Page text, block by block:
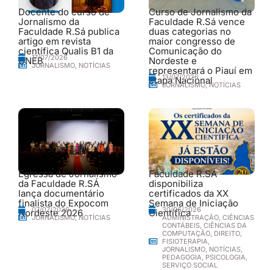
Docente do curso de
Jornalismo da
Faculdade R.Sá publica
artigo em revista
científica Qualis B1 da
UNEB17/07/2026
JORNALISMO, NOTÍCIAS
Curso de Jornalismo da
Faculdade R.Sá vence
duas categorias no
maior congresso de
Comunicação do
Nordeste e
representará o Piauí em
etapa Nacional
13/07/2026
JORNALISMO,NOTÍCIAS
Egressa de Jornalismo
da Faculdade R.SÁ
lança documentário
finalista do Expocom
Nordeste 2026
07/07/2026
JORNALISMO,NOTÍCIAS
Faculdade R.SÁ
disponibiliza
certificados da XX
Semana de Iniciação
Científica
30/06/2026
ADMINISTRAÇÃO CIÊNCIAS
CONTÁBEIS CIÊNCIAS DA
COMPUTAÇÃO DIREITO
FISIOTERAPIA
JORNALISMO NOTÍCIAS
PEDAGOGIA PSICOLOGIA
SERVIÇO SOCIAL